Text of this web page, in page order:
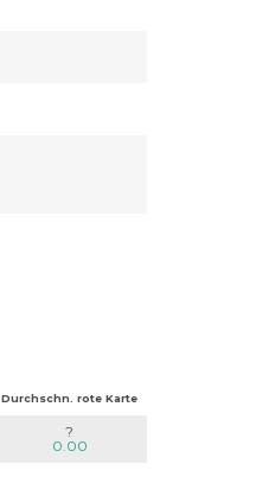
Durchschn. rote Karte
?
0.00